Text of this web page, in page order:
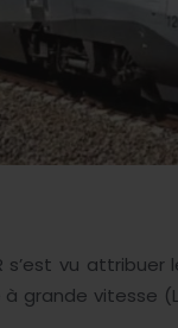
s’est vu
grande vitesse